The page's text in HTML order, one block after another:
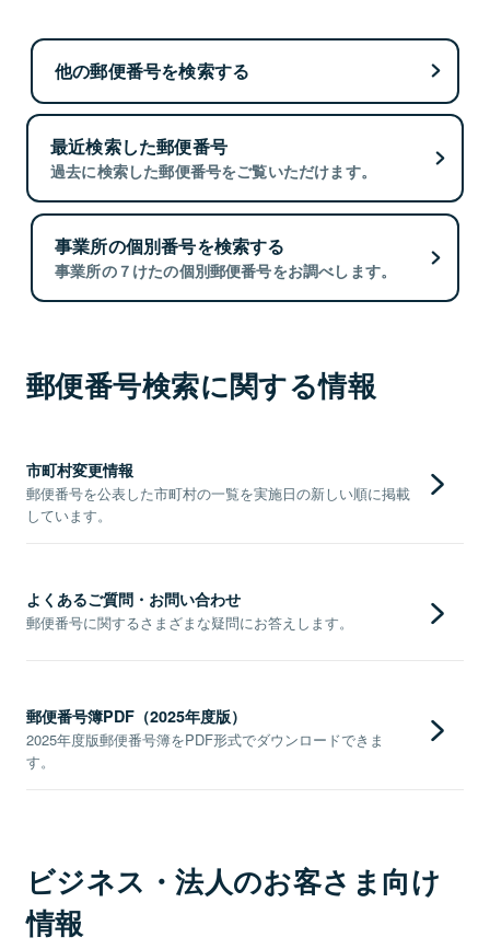
他の郵便番号を検索する
最近検索した郵便番号
過去に検索した郵便番号をご覧いただけます。
事業所の個別番号を検索する
事業所の７けたの個別郵便番号をお調べします。
郵便番号検索に関する情報
市町村変更情報
郵便番号を公表した市町村の一覧を実施日の新しい順に掲載
しています。
よくあるご質問・お問い合わせ
郵便番号に関するさまざまな疑問にお答えします。
郵便番号簿PDF（2025年度版）
2025年度版郵便番号簿をPDF形式でダウンロードできま
す。
ビジネス・法人のお客さま向け
情報